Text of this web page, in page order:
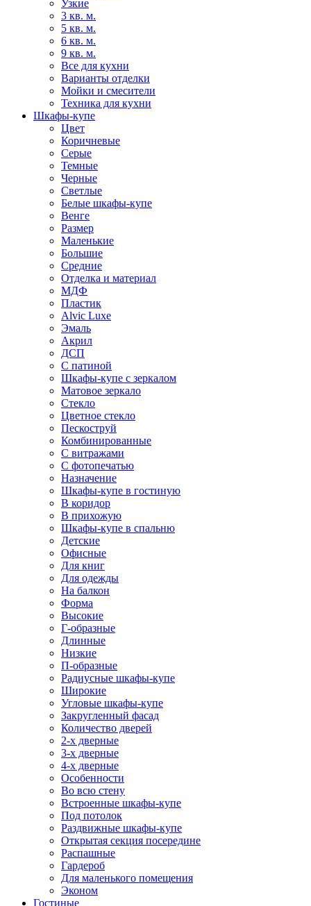
Узкие
3 кв. м.
5 кв. м.
6 кв. м.
9 кв. м.
Все для кухни
Варианты отделки
Мойки и смесители
Техника для кухни
Шкафы-купе
Цвет
Коричневые
Серые
Темные
Черные
Светлые
Белые шкафы-купе
Венге
Размер
Маленькие
Большие
Средние
Отделка и материал
МДФ
Пластик
Alvic Luxe
Эмаль
Акрил
ДСП
С патиной
Шкафы-купе с зеркалом
Матовое зеркало
Стекло
Цветное стекло
Пескоструй
Комбинированные
С витражами
С фотопечатью
Назначение
Шкафы-купе в гостиную
В коридор
В прихожую
Шкафы-купе в спальню
Детские
Офисные
Для книг
Для одежды
На балкон
Форма
Высокие
Г-образные
Длинные
Низкие
П-образные
Радиусные шкафы-купе
Широкие
Угловые шкафы-купе
Закругленный фасад
Количество дверей
2-х дверные
3-х дверные
4-х дверные
Особенности
Во всю стену
Встроенные шкафы-купе
Под потолок
Раздвижные шкафы-купе
Открытая секция посередине
Распашные
Гардероб
Для маленького помещения
Эконом
Гостиные